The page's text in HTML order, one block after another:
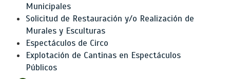
Municipales
Solicitud de Restauración y/o Realización de
Murales y Esculturas
Espectáculos de Circo
Explotación de Cantinas en Espectáculos
Públicos